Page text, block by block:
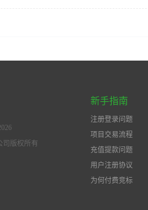
版权所有
新手指南
注册登录问题
项目交易流程
充值提款问题
用户注册协议
为何付费竞标